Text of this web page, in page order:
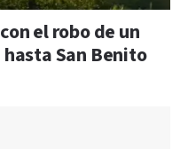
el robo de un
San Benito